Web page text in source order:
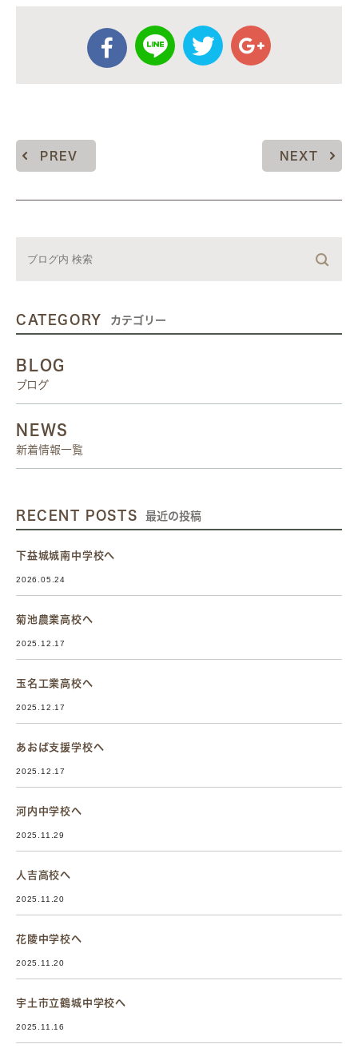
PREV NEXT
CATEGORY カテゴリー
BLOG
ブログ
NEWS
新着情報一覧
RECENT POSTS 最近の投稿
下益城城南中学校へ
2026.05.24
菊池農業高校へ
2025.12.17
玉名工業高校へ
2025.12.17
あおば支援学校へ
2025.12.17
河内中学校へ
2025.11.29
人吉高校へ
2025.11.20
花陵中学校へ
2025.11.20
宇土市立鶴城中学校へ
2025.11.16